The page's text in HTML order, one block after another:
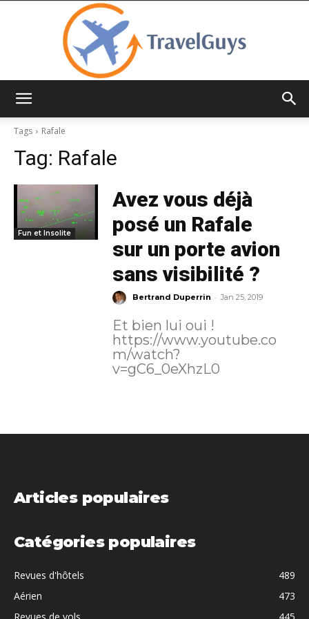
Tags
Rafale
Tag: Rafale
Fun et Insolite
Avez vous déjà
posé un Rafale
sur un porte avion
sans visibilité ?
Bertrand Duperrin - Jan 25, 2019
Et bien lui oui !
https://www.youtube.co
m/watch?
Articles populaires
Catégories populaires
Revues d'hôtels
489
Aérien
473